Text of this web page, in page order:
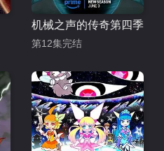
机械之声的传奇第四季
第12集完结